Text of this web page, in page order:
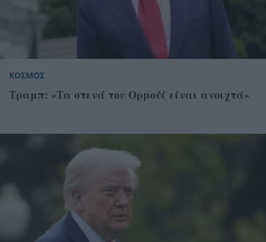
ΚΟΣΜΟΣ
Τραμπ: «Τα στενά του Ορμούζ είναι ανοιχτά»